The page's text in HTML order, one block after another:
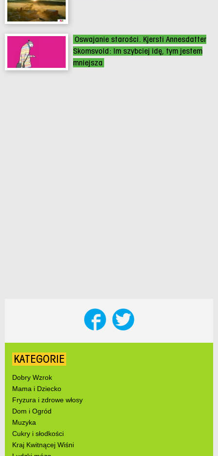
Oswajanie starości. Kjersti Annesdatter
Skomsvold: Im szybciej idę, tym jestem
mniejsza
KATEGORIE
Dobry Wzrok
Mama i Dziecko
Fryzura i zdrowe włosy
Dom i Ogród
Muzyka
Cukry i słodkości
Kraj Kwitnącej Wiśni